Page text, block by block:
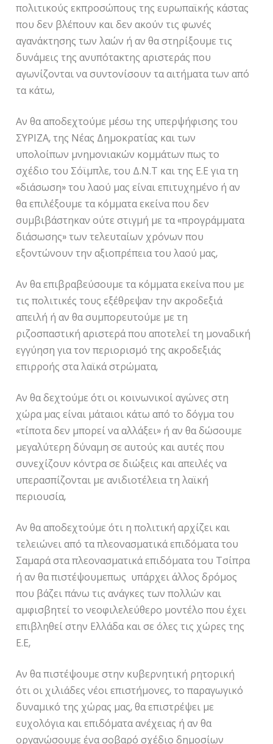
πολιτικούς εκπροσώπους της ευρωπαϊκής κάστας
που δεν βλέπουν και δεν ακούν τις φωνές
αγανάκτησης των λαών ή αν θα στηρίξουμε τις
δυνάμεις της ανυπότακτης αριστεράς που
αγωνίζονται να συντονίσουν τα αιτήματα των από
τα κάτω,
Αν θα αποδεχτούμε μέσω της υπερψήφισης του
ΣΥΡΙΖΑ, της Νέας Δημοκρατίας και των
υπολοίπων μνημονιακών κομμάτων πως το
σχέδιο του Σόϊμπλε, του Δ.Ν.Τ και της Ε.Ε για τη
«διάσωση» του λαού μας είναι επιτυχημένο ή αν
θα επιλέξουμε τα κόμματα εκείνα που δεν
συμβιβάστηκαν ούτε στιγμή με τα «προγράμματα
διάσωσης» των τελευταίων χρόνων που
εξοντώνουν την αξιοπρέπεια του λαού μας,
Αν θα επιβραβεύσουμε τα κόμματα εκείνα που με
τις πολιτικές τους εξέθρεψαν την ακροδεξιά
απειλή ή αν θα συμπορευτούμε με τη
ριζοσπαστική αριστερά που αποτελεί τη μοναδική
εγγύηση για τον περιορισμό της ακροδεξιάς
επιρροής στα λαϊκά στρώματα,
Αν θα δεχτούμε ότι οι κοινωνικοί αγώνες στη
χώρα μας είναι μάταιοι κάτω από το δόγμα του
«τίποτα δεν μπορεί να αλλάξει» ή αν θα δώσουμε
μεγαλύτερη δύναμη σε αυτούς και αυτές που
συνεχίζουν κόντρα σε διώξεις και απειλές να
υπερασπίζονται με ανιδιοτέλεια τη λαϊκή
περιουσία,
Αν θα αποδεχτούμε ότι η πολιτική αρχίζει και
τελειώνει από τα πλεονασματικά επιδόματα του
Σαμαρά στα πλεονασματικά επιδόματα του Τσίπρα
ή αν θα πιστέψουμεπως υπάρχει άλλος δρόμος
που βάζει πάνω τις ανάγκες των πολλών και
αμφισβητεί το νεοφιλελεύθερο μοντέλο που έχει
επιβληθεί στην Ελλάδα και σε όλες τις χώρες της
Ε.Ε,
Αν θα πιστέψουμε στην κυβερνητική ρητορική
ότι οι χιλιάδες νέοι επιστήμονες, το παραγωγικό
δυναμικό της χώρας μας, θα επιστρέψει με
ευχολόγια και επιδόματα ανέχειας ή αν θα
οργανώσουμε ένα σοβαρό σχέδιο δημοσίων